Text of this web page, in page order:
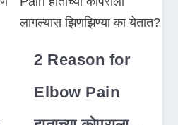
2 Reason for
Elbow Pain